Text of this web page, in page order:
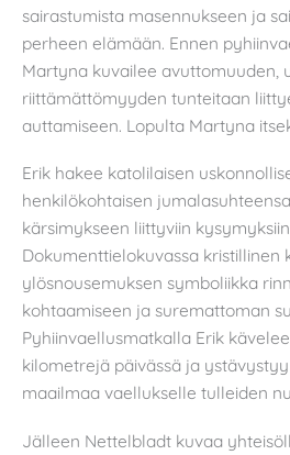
sairastumista masennukseen ja
perheen elämään. Ennen
Martyna kuvailee avuttomuuden,
riittämättömyyden tunteitaan
auttamiseen. Lopulta Martyna
Erik hakee katolilaisen
henkilökohtaisen
kärsimykseen liittyviin
Dokumenttielokuvassa kristillinen
ylösnousemuksen symboliikka
kohtaamiseen ja suremattoman
Pyhiinvaellusmatkalla Erik
kilometrejä päivässä ja
maailmaa vaellukselle tulleiden
Jälleen Nettelbladt kuvaa